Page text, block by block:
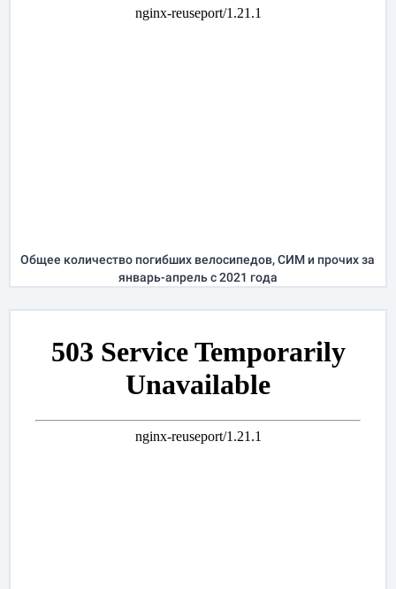
Общее количество погибших велосипедов, СИМ и прочих за
январь-апрельс 2021 года